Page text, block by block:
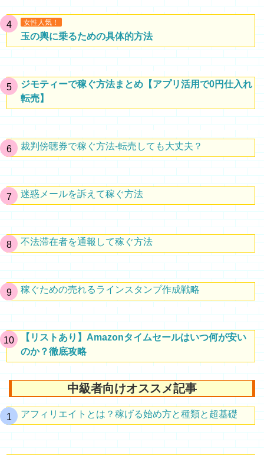
女性人気！
玉の輿に乗るための具体的方法
ジモティーで稼ぐ方法まとめ【アプリ活用で0円仕入れ
転売】
裁判傍聴券で稼ぐ方法-転売しても大丈夫？
迷惑メールを訴えて稼ぐ方法
不法滞在者を通報して稼ぐ方法
稼ぐための売れるラインスタンプ作成戦略
【リストあり】Amazonタイムセールはいつ何が安い
のか？徹底攻略
中級者向けオススメ記事
アフィリエイトとは？稼げる始め方と種類と超基礎